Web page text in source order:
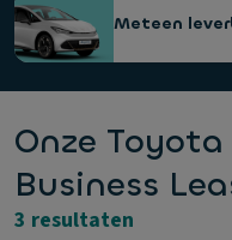
Meteen
Onze
Business
3 resultaten